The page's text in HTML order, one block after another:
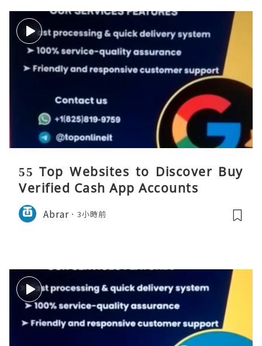
55 Top Websites to Discover Buy
Verified Cash App Accounts
Abrar 3小時前